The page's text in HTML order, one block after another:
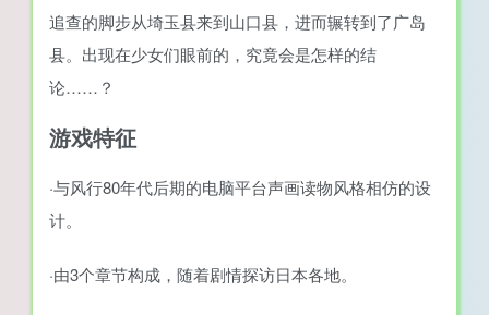
追查的脚步从埼玉县来到山口县，进而辗转到了广岛
县。出现在少女们眼前的，究竟会是怎样的结
论……？
游戏特征
·与风行80年代后期的电脑平台声画读物风格相仿的设
计。
·由3个章节构成，随着剧情探访日本各地。